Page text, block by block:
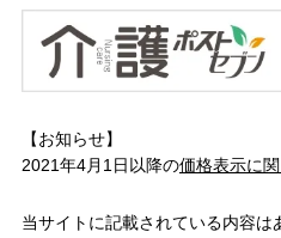
【お知らせ】
2021年4月1日以降の価格表示に
当サイトに記載されている内容